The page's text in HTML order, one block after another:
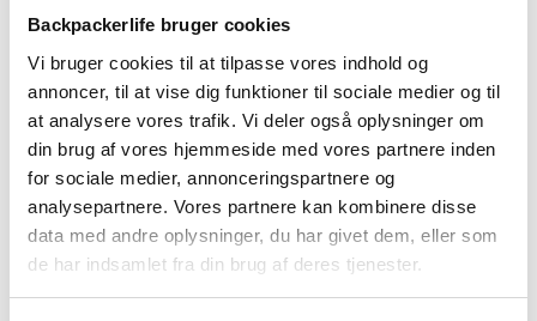
Backpackerlife bruger cookies
Vi bruger cookies til at tilpasse vores indhold og
annoncer, til at vise dig funktioner til sociale medier og til
at analysere vores trafik. Vi deler også oplysninger om
din brug af vores hjemmeside med vores partnere inden
for sociale medier, annonceringspartnere og
analysepartnere. Vores partnere kan kombinere disse
data med andre oplysninger, du har givet dem, eller som
de har indsamlet fra din brug af deres tjenester.
BESKRIVELSE
YDERLIGERE INFORMATION
BRAND
FAQ